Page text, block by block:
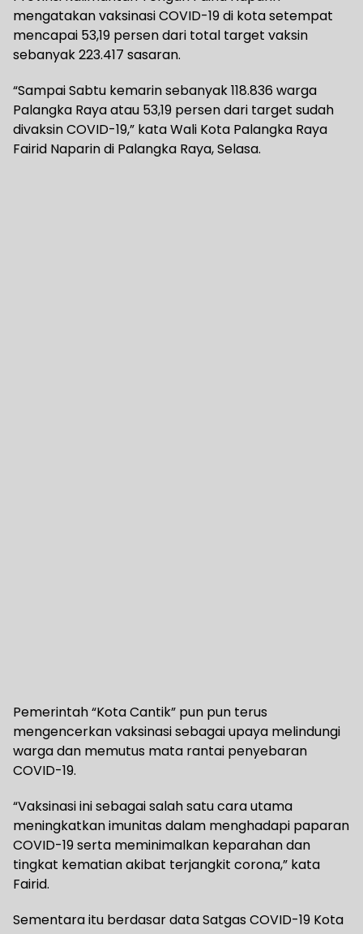
mengatakan vaksinasi COVID-19 di kota setempat
mencapai 53,19 persen dari total target vaksin
sebanyak 223.417 sasaran.
“Sampai Sabtu kemarin sebanyak 118.836 warga
Palangka Raya atau 53,19 persen dari target sudah
divaksin COVID-19,” kata Wali Kota Palangka Raya
Fairid Naparin di Palangka Raya, Selasa.
Pemerintah “Kota Cantik” pun pun terus
mengencerkan vaksinasi sebagai upaya melindungi
warga dan memutus mata rantai penyebaran
COVID-19.
“Vaksinasi ini sebagai salah satu cara utama
meningkatkan imunitas dalam menghadapi paparan
COVID-19 serta meminimalkan keparahan dan
tingkat kematian akibat terjangkit corona,” kata
Fairid.
Sementara itu berdasar data Satgas COVID-19 Kota